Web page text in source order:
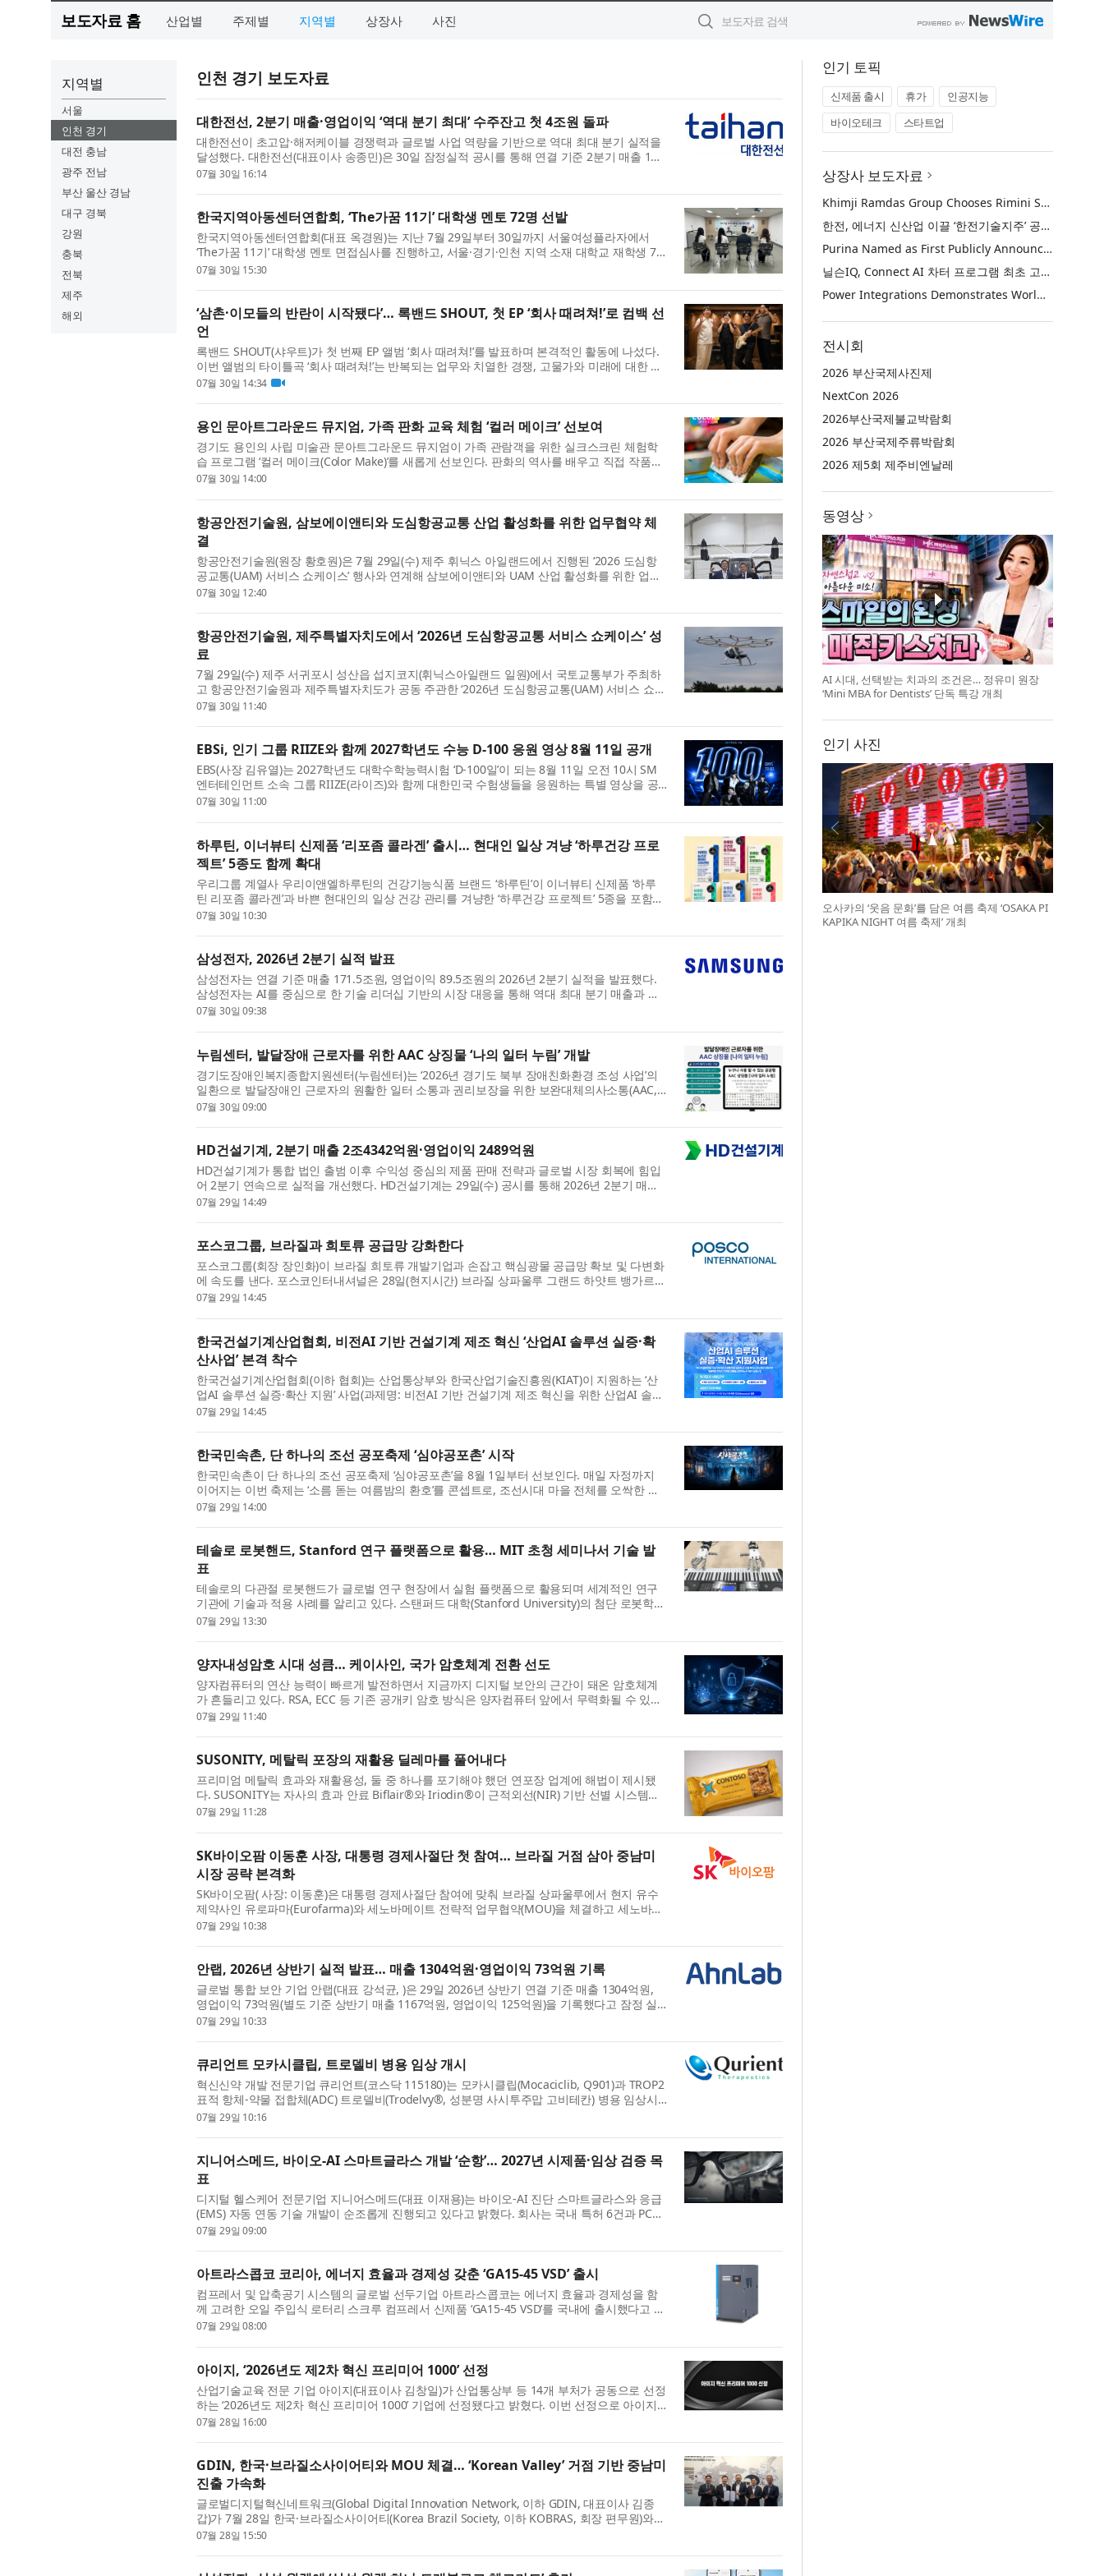
보도자료 홈 산업별 주제별 지역별 상장사 사진
지역별
서울
인천 경기
대전 충남
광주 전남
부산 울산 경남
대구 경북
강원
충북
전북
제주
해외
인천 경기 보도자료
대한전선, 2분기 매출·영업이익 ‘역대 분기 최대’ 수주잔고 첫 4조원 돌파
대한전선이 초고압·해저케이블 경쟁력과 글로벌 사업 역량을 기반으로 역대 최대 분기 실적을
달성했다. 대한전선(대표이사 송종민)은 30일 잠정실적 공시를 통해 연결 기준 2분기 매출 1조
1987억원, 영업이익 608억원을 기...
07월 30일 16:14
한국지역아동센터연합회, ‘The가꿈 11기’ 대학생 멘토 72명 선발
한국지역아동센터연합회(대표 옥경원)는 지난 7월 29일부터 30일까지 서울여성플라자에서
‘The가꿈 11기’ 대학생 멘토 면접심사를 진행하고, ​서울·경기·인천 지역 소재 대학교 재학생 72
명을 최종 선발했다. ‘The가꿈’은 ...
07월 30일 15:30
‘삼촌·이모들의 반란이 시작됐다’… 록밴드 SHOUT, 첫 EP ‘회사 때려쳐!’로 컴백 선
언
록밴드 SHOUT(샤우트)가 첫 번째 EP 앨범 ‘회사 때려쳐!’를 발표하며 본격적인 활동에 나섰다.
이번 앨범의 타이틀곡 ‘회사 때려쳐!’​는 반복되는 업무와 치열한 경쟁, 고물가와 미래에 대한 불
안 속에서 살아가는 직장인들...
07월 30일 14:34
용인 문아트그라운드 뮤지엄, 가족 판화 교육 체험 ‘컬러 메이크’ 선보여
경기도 용인의 사립 미술관 문아트그라운드 뮤지엄이 가족 관람객을 위한 실크스크린 체험학
습 프로그램 ‘컬러 메이크(Color Make)’를 새롭게 선보인다. 판화의 역사를 배우고 직접 작품을
찍어 완성하는 상시 프로그램이다...
07월 30일 14:00
항공안전기술원, 삼보에이앤티와 도심항공교통 산업 활성화를 위한 업무협약 체
결
항공안전기술원(원장 황호원)은 7월 29일(수) 제주 휘닉스 아일랜드에서 진행된 ‘2026 도심항
공교통(UAM) 서비스 쇼케이스’ 행사와 연계해 삼보에이앤티와 UAM 산업 활성화를 위한 업무
협약(MOU)을 체결했다. 이날 협약식에...
07월 30일 12:40
항공안전기술원, 제주특별자치도에서 ‘2026년 도심항공교통 서비스 쇼케이스’ 성
료
7월 29일(수) 제주 서귀포시 성산읍 섭지코지(휘닉스아일랜드 일원)에서 국토교통부가 주최하
고 항공안전기술원과 제주특별자치도가 공동 주관한 ‘2026년 도심항공교통(UAM) 서비스 쇼케
이스’ 행사가 성공적으로 개최됐다. ...
07월 30일 11:40
EBSi, 인기 그룹 RIIZE와 함께 2027학년도 수능 D-100 응원 영상 8월 11일 공개
EBS(사장 김유열)는 2027학년도 대학수학능력시험 ‘D-100일’이 되는 8월 11일 오전 10시 SM
엔터테인먼트 소속 그룹 RIIZE(라이즈)와 함께 대한민국 수험생들을 응원하는 특별 영상을 공
개한다고 밝혔다. 해당 영상은 EBSi ...
07월 30일 11:00
하루틴, 이너뷰티 신제품 ‘리포좀 콜라겐’ 출시… 현대인 일상 겨냥 ‘하루건강 프로
젝트’ 5종도 함께 확대
우리그룹 계열사 우리이앤엘하루틴의 건강기능식품 브랜드 ‘하루틴’이 이너뷰티 신제품 ‘하루
틴 리포좀 콜라겐’과 바쁜 현대인의 일상 건강 관리를 겨냥한 ‘하루건강 프로젝트’ 5종을 포함한
총 6종의 신제품을 출시했다고 ...
07월 30일 10:30
삼성전자, 2026년 2분기 실적 발표
삼성전자는 연결 기준 매출 171.5조원, 영업이익 89.5조원의 2026년 2분기 실적을 발표했다.
삼성전자는 AI를 중심으로 한 기술 리더십 기반의 시장 대응을 통해 역대 최대 분기 매출과 영
업이익을 달성했다. 전사 매출은 ...
07월 30일 09:38
누림센터, 발달장애 근로자를 위한 AAC 상징물 ‘나의 일터 누림’ 개발
경기도장애인복지종합지원센터(누림센터)는 ‘2026년 경기도 북부 장애친화환경 조성 사업’의
일환으로 발달장애인 근로자의 원활한 일터 소통과 권리보장을 위한 보완대체의사소통(AAC,
Augmentative and Alternative Commu...
07월 30일 09:00
HD건설기계, 2분기 매출 2조4342억원·영업이익 2489억원
HD건설기계가 통합 법인 출범 이후 수익성 중심의 제품 판매 전략과 글로벌 시장 회복에 힘입
어 2분기 연속으로 실적을 개선했다. HD건설기계는 29일(수) 공시를 통해 2026년 2분기 매출
2조4342억원, 영업이익 2489억원을 ...
07월 29일 14:49
포스코그룹, 브라질과 희토류 공급망 강화한다
포스코그룹(회장 장인화)이 브라질 희토류 개발기업과 손잡고 핵심광물 공급망 확보 및 다변화
에 속도를 낸다. 포스코인터내셔널은 28일(현지시간) 브라질 상파울루 그랜드 하얏트 뱅가르다
홀에서 현지 희토류 개발기업 메...
07월 29일 14:45
한국건설기계산업협회, 비전AI 기반 건설기계 제조 혁신 ‘산업AI 솔루션 실증·확
산사업’ 본격 착수
한국건설기계산업협회(이하 협회)는 산업통상부와 한국산업기술진흥원(KIAT)이 지원하는 ‘산
업AI 솔루션 실증·확산 지원’ 사업(과제명: 비전AI 기반 건설기계 제조 혁신을 위한 산업AI 솔루
션 실증·확산 사업)의 주관기관으...
07월 29일 14:45
한국민속촌, 단 하나의 조선 공포축제 ‘심야공포촌’ 시작
한국민속촌이 단 하나의 조선 공포축제 ‘심야공포촌’을 8월 1일부터 선보인다. 매일 자정까지
이어지는 이번 축제는 ‘소름 돋는 여름밤의 환호’를 콘셉트로, 조선시대 마을 전체를 오싹한 공
포 공간으로 탈바꿈시킨다. 이번...
07월 29일 14:00
테솔로 로봇핸드, Stanford 연구 플랫폼으로 활용… MIT 초청 세미나서 기술 발
표
테솔로의 다관절 로봇핸드가 글로벌 연구 현장에서 실험 플랫폼으로 활용되며 세계적인 연구
기관에 기술과 적용 사례를 알리고 있다. 스탠퍼드 대학(Stanford University)의 첨단 로봇학습
연구에 DG-5F-M이 연이어 채택된 ...
07월 29일 13:30
양자내성암호 시대 성큼… 케이사인, 국가 암호체계 전환 선도
양자컴퓨터의 연산 능력이 빠르게 발전하면서 지금까지 디지털 보안의 근간이 돼온 암호체계
가 흔들리고 있다. RSA, ECC 등 기존 공개키 암호 방식은 양자컴퓨터 앞에서 무력화될 수 있다
는 우려가 커지고 있고, 지금 암호...
07월 29일 11:40
SUSONITY, 메탈릭 포장의 재활용 딜레마를 풀어내다
프리미엄 메탈릭 효과와 재활용성, 둘 중 하나를 포기해야 했던 연포장 업계에 해법이 제시됐
다. SUSONITY는 자사의 효과 안료 Biflair®와 Iriodin®이 근적외선(NIR) 기반 선별 시스템과
호환된다는 사실을 독립 시험기관 N...
07월 29일 11:28
SK바이오팜 이동훈 사장, 대통령 경제사절단 첫 참여… 브라질 거점 삼아 중남미
시장 공략 본격화
SK바이오팜( 사장: 이동훈)은 대통령 경제사절단 참여에 맞춰 브라질 상파울루에서 현지 유수
제약사인 유로파마(Eurofarma)와 세노바메이트 전략적 업무협약(MOU)을 체결하고 세노바메
이트 브라질 출시를 계기로 6억 명 규...
07월 29일 10:38
안랩, 2026년 상반기 실적 발표… 매출 1304억원·영업이익 73억원 기록
글로벌 통합 보안 기업 안랩(대표 강석균, )은 29일 2026년 상반기 연결 기준 매출 1304억원,
영업이익 73억원(별도 기준 상반기 매출 1167억원, 영업이익 125억원)을 기록했다고 잠정 실
적을 공시했다. 이는 전년 동기(202...
07월 29일 10:33
큐리언트 모카시클립, 트로델비 병용 임상 개시
혁신신약 개발 전문기업 큐리언트(코스닥 115180)는 모카시클립(Mocaciclib, Q901)과 TROP2
표적 항체-약물 접합체(ADC) 트로델비(Trodelvy®, 성분명 사시투주맙 고비테칸) 병용 임상시
험계획(IND)이 식품의약품안전처(MFDS...
07월 29일 10:16
지니어스메드, 바이오-AI 스마트글라스 개발 ‘순항’… 2027년 시제품·임상 검증 목
표
디지털 헬스케어 전문기업 지니어스메드(대표 이재용)는 바이오-AI 진단 스마트글라스와 응급
(EMS) 자동 연동 기술 개발이 순조롭게 진행되고 있다고 밝혔다. 회사는 국내 특허 6건과 PCT
국제출원 4건의 지식재산을 기반으...
07월 29일 09:00
아트라스콥코 코리아, 에너지 효율과 경제성 갖춘 ‘GA15-45 VSD’ 출시
컴프레서 및 압축공기 시스템의 글로벌 선두기업 아트라스콥코는 에너지 효율과 경제성을 함
께 고려한 오일 주입식 로터리 스크루 컴프레서 신제품 ‘GA15-45 VSD’를 국내에 출시했다고 밝
혔다. 신제품은 VSD의 에너지 절감 ...
07월 29일 08:00
아이지, ‘2026년도 제2차 혁신 프리미어 1000’ 선정
산업기술교육 전문 기업 아이지(대표이사 김창일)가 산업통상부 등 14개 부처가 공동으로 선정
하는 ‘2026년도 제2차 혁신 프리미어 1000’ 기업에 선정됐다고 밝혔다. 이번 선정으로 아이지
는 2027년 말까지 정책금융 대출 ...
07월 28일 16:00
GDIN, 한국·브라질소사이어티와 MOU 체결… ‘Korean Valley’ 거점 기반 중남미
진출 가속화
글로벌디지털혁신네트워크(Global Digital Innovation Network, 이하 GDIN, 대표이사 김종
갑)가 7월 28일 한국·브라질소사이어티(Korea Brazil Society, 이하 KOBRAS, 회장 편무원)와
‘한국 혁신기술기업의 브라질 진출 및 ...
07월 28일 15:50
인기 토픽
신제품 출시 휴가
인공지능
바이오테크
스타트업
상장사 보도자료
Khimji Ramdas Group Chooses Rimini Street to Reduce SAP Support Costs, Protect 700+ Customizations and Reinvest Savings in Innovation
한전, 에너지 신산업 이끌 ‘한전기술지주’ 공식 출범
Purina Named as First Publicly Announced NIQ ConnectAI Charter Client
닐슨IQ, Connect AI 차터 프로그램 최초 고객사 ‘퓨리나’ 선정
Power Integrations Demonstrates World’s First 2200 V GaN Technology for Next-Era High-Voltage Power Systems
전시회
2026 부산국제사진제
NextCon 2026
2026부산국제불교박람회
2026 부산국제주류박람회
2026 제5회 제주비엔날레
동영상
AI 시대, 선택받는 치과의 조건은… 정유미 원장
‘Mini MBA for Dentists’ 단독 특강 개최
인기 사진
오사카의 ‘웃음 문화’를 담은 여름 축제 ‘OSAKA PI
KAPIKA NIGHT 여름 축제’ 개최